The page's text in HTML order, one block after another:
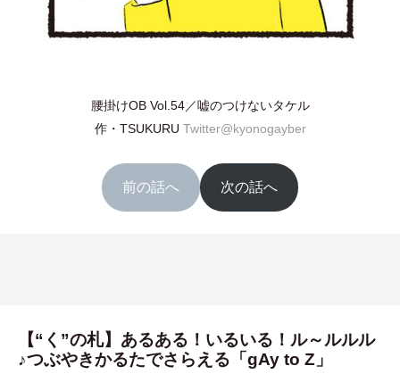
腰掛けOB Vol.54／嘘のつけないタケル
作・ TSUKURU Twitter@kyonogayber
前の話へ 次の話へ
【“く”の札】あるある！いるいる！ル～ルルル
♪つぶやきかるたでさらえる「gAy to Z」